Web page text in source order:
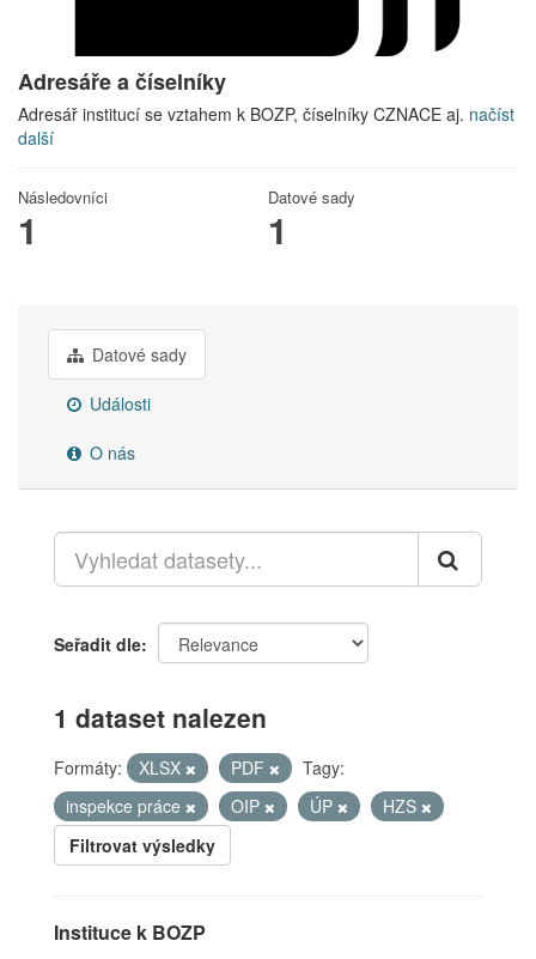
Adresáře a číselníky
Adresář institucí se vztahem k BOZP, číselníky CZNACE aj. načíst
další
Následovníci
1
Datové sady
1
Datové sady
Události
O nás
Seřadit dle
1 dataset nalezen
Formáty: XLSX PDF
Tagy:
inspekce práce
OIP ÚP
HZS
Filtrovat výsledky
Instituce k BOZP